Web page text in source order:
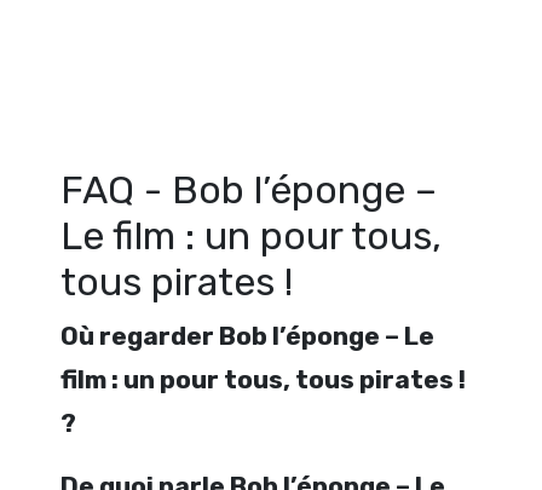
FAQ - Bob l’éponge –
Le film : un pour tous,
tous pirates !
Où regarder Bob l’éponge – Le
film : un pour tous, tous pirates !
?